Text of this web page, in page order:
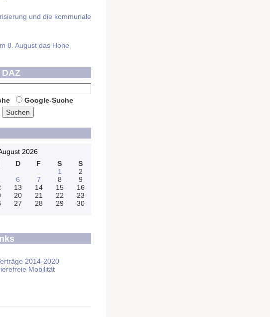
und die kommunale
8. August das Hohe
Google-Suche
Suchen
2026
D F S
S
1
2
6 7 8
9
13 14 15
16
20 21 22
23
27 28 29
30
2014-2020
Mobilität